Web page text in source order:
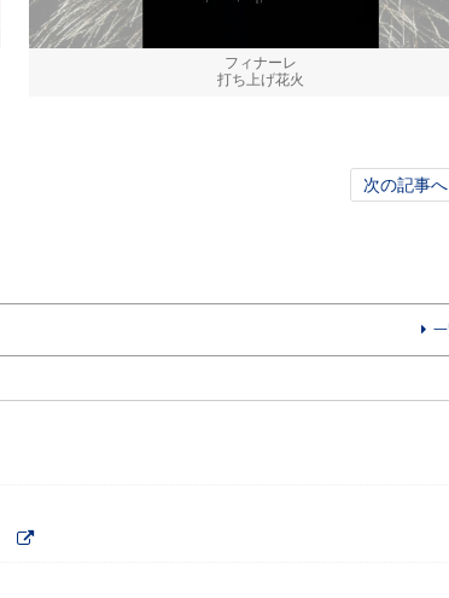
フィナーレ
打ち上げ花火
次の記事